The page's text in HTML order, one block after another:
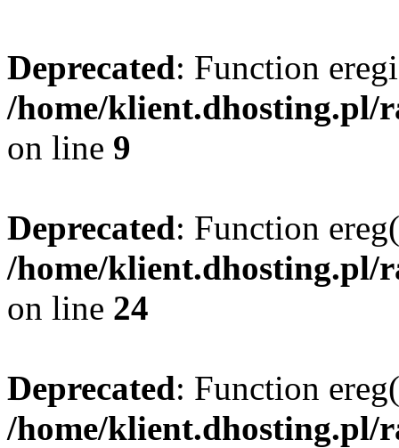
Deprecated: Function
/home/klient.dhosting.pl/
on line 9
Deprecated: Function
/home/klient.dhosting.pl/
on line 24
Deprecated: Function
/home/klient.dhosting.pl/